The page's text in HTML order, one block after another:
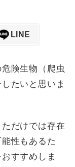
LINE
険生物（爬虫
たいと思いま
だけでは存在
性もあるた
すすめしま